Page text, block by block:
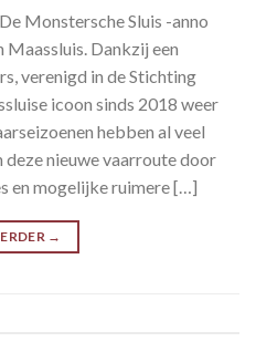
Monstersche Sluis -anno
Dankzij een
verenigd in de Stichting
icoon sinds 2018 weer
hebben al veel
nieuwe vaarroute door
en mogelijke ruimere […]
→